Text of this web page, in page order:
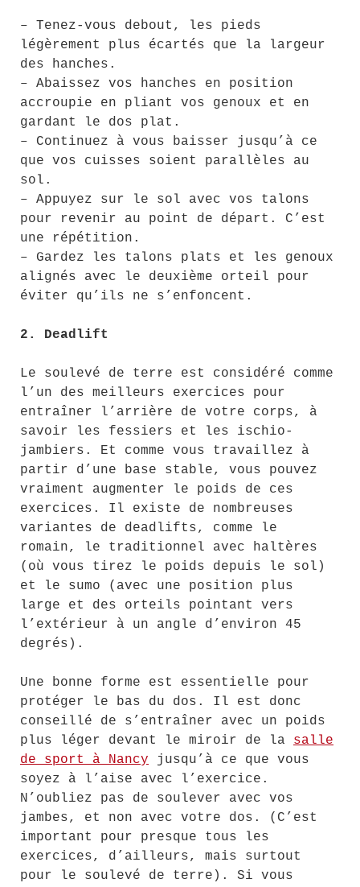
– Tenez-vous debout, les pieds
légèrement plus écartés que la largeur
des hanches.
– Abaissez vos hanches en position
accroupie en pliant vos genoux et en
gardant le dos plat.
– Continuez à vous baisser jusqu’à ce
que vos cuisses soient parallèles au
sol.
– Appuyez sur le sol avec vos talons
pour revenir au point de départ. C’est
une répétition.
– Gardez les talons plats et les genoux
alignés avec le deuxième orteil pour
éviter qu’ils ne s’enfoncent.
2. Deadlift
Le soulevé de terre est considéré comme
l’un des meilleurs exercices pour
entraîner l’arrière de votre corps, à
savoir les fessiers et les ischio-
jambiers. Et comme vous travaillez à
partir d’une base stable, vous pouvez
vraiment augmenter le poids de ces
exercices. Il existe de nombreuses
variantes de deadlifts, comme le
romain, le traditionnel avec haltères
(où vous tirez le poids depuis le sol)
et le sumo (avec une position plus
large et des orteils pointant vers
l’extérieur à un angle d’environ 45
degrés).
Une bonne forme est essentielle pour
protéger le bas du dos. Il est donc
conseillé de s’entraîner avec un poids
plus léger devant le miroir de la salle
de sport à Nancy jusqu’à ce que vous
soyez à l’aise avec l’exercice.
N’oubliez pas de soulever avec vos
jambes, et non avec votre dos. (C’est
important pour presque tous les
exercices, d’ailleurs, mais surtout
pour le soulevé de terre). Si vous